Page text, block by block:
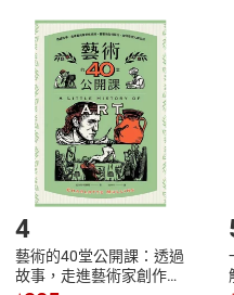
點選「瀏覽訂單明細」
「
貨。
付款方式
Payment
號，下載書籍後看書
4
藝術的40堂公開課：透過
故事，走進藝術家創作現